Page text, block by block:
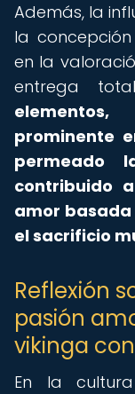
Además, la
la
en la
entrega
prominente
permeado
contribuido
amor
el sacrificio
Reflexión
pasión
vikinga
En la